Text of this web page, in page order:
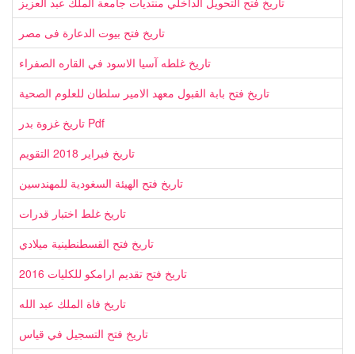
تاريخ فتح بيوت الدعارة فى مصر
تاريخ غلطه آسيا الاسود في القاره الصفراء
تاريخ فتح بابة القبول معهد الامير سلطان للعلوم الصحية
تاريخ غزوة بدر Pdf
تاريخ فبراير 2018 التقويم
تاريخ فتح الهيئة السغودية للمهندسين
تاريخ غلط اختبار قدرات
تاريخ فتح القسطنطينية ميلادي
تاريخ فتح تقديم ارامكو للكليات 2016
تاريخ فاة الملك عبد الله
تاريخ فتح التسجيل في قياس